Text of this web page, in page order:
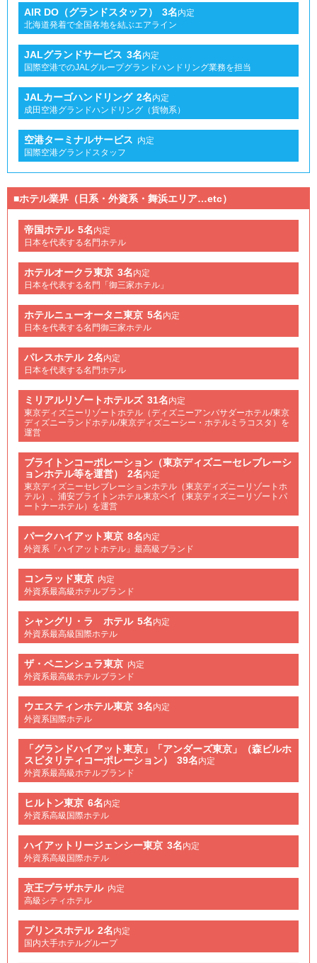
AIR DO（グランドスタッフ） 3名内定
北海道発着で全国各地を結ぶエアライン
JALグランドサービス 3名内定
国際空港でのJALグループグランドハンドリング業務を担当
JALカーゴハンドリング 2名内定
成田空港グランドハンドリング（貨物系）
空港ターミナルサービス 内定
国際空港グランドスタッフ
■ホテル業界（日系・外資系・舞浜エリア…etc）
帝国ホテル 5名内定
日本を代表する名門ホテル
ホテルオークラ東京 3名内定
日本を代表する名門「御三家ホテル」
ホテルニューオータニ東京 5名内定
日本を代表する名門御三家ホテル
パレスホテル 2名内定
日本を代表する名門ホテル
ミリアルリゾートホテルズ 31名内定
東京ディズニーリゾートホテル（ディズニーアンバサダーホテル/東京
ディズニーランドホテル/東京ディズニーシー・ホテルミラコスタ）を
運営
ブライトンコーポレーション（東京ディズニーセレブレーシ
ョンホテル等を運営）
2名内定
東京ディズニーセレブレーションホテル（東京ディズニーリゾートホ
テル）、浦安ブライトンホテル東京ベイ（東京ディズニーリゾートパ
ートナーホテル）を運営
パークハイアット東京 8名内定
外資系「ハイアットホテル」最高級ブランド
コンラッド東京 内定
外資系最高級ホテルブランド
シャングリ・ラ ホテル 5名内定
外資系最高級国際ホテル
ザ・ペニンシュラ東京 内定
外資系最高級ホテルブランド
ウエスティンホテル東京 3名内定
外資系国際ホテル
「グランドハイアット東京」「アンダーズ東京」（森ビルホ
スピタリティコーポレーション）
39名内定
外資系最高級ホテルブランド
ヒルトン東京 6名内定
外資系高級国際ホテル
ハイアットリージェンシー東京 3名内定
外資系高級国際ホテル
京王プラザホテル 内定
高級シティホテル
プリンスホテル 2名内定
国内大手ホテルグループ